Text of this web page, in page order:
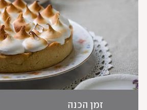
זמן הכנה